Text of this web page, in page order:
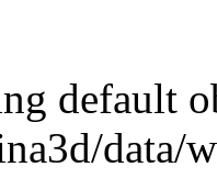
default
data/